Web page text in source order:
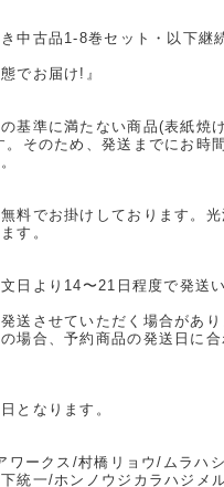
中古品1-8巻セット・以下継
でお届け!』
基準に満たない商品(表紙焼
そのため、発送までにお時
料でお掛けしております。光
す。
日より14〜21日程度で発送
送させていただく場合があり
場合、予約商品の発送日に合
となります。
ワークス/村橋リョウ/ムラハ
統一/ホンノウジカラハジメ